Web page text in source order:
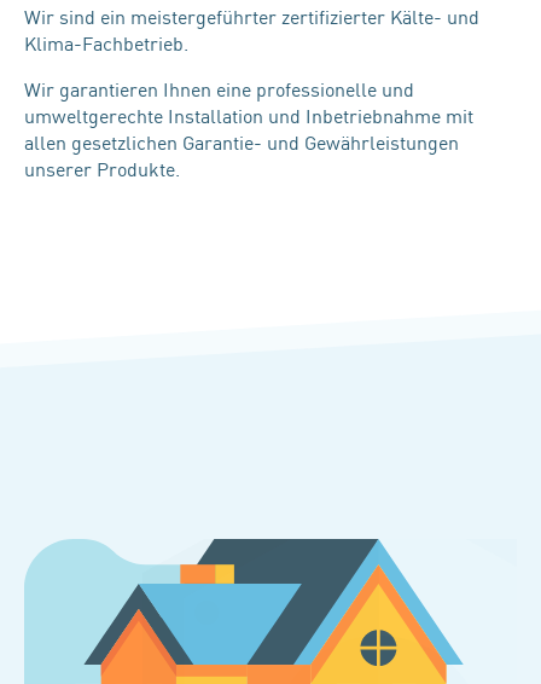
Wir sind ein meistergeführter zertifizierter Kälte- und
Klima-Fachbetrieb.
Wir garantieren Ihnen eine professionelle und
umweltgerechte Installation und Inbetriebnahme mit
allen gesetzlichen Garantie- und Gewährleistungen
unserer Produkte.